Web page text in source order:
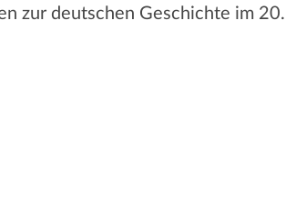
zur deutschen Geschichte im 20.